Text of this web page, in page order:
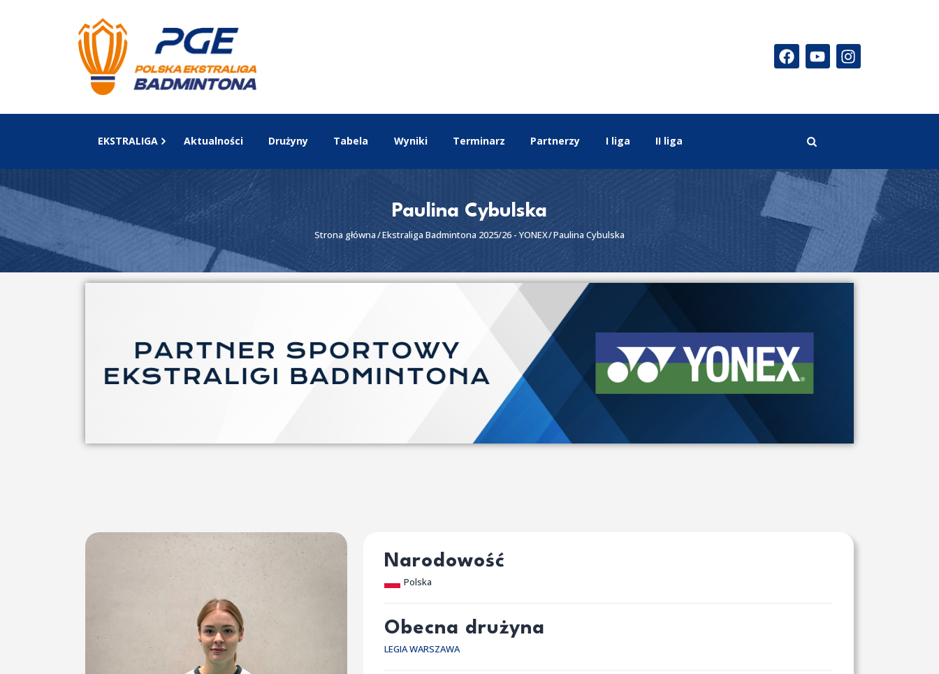
EKSTRALIGA Aktualności Drużyny Tabela Wyniki Terminarz Partnerzy I liga II liga
Paulina Cybulska
Strona główna Ekstraliga Badmintona 2025/26 - YONEX Paulina Cybulska
Narodowość
Polska
Obecna drużyna
LEGIA WARSZAWA